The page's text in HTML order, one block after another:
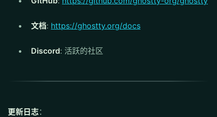
文档: https://ghostty.org/docs
Discord: 活跃的社区
更新日志：